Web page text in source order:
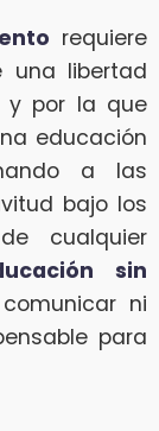
requiere
una libertad
y por la que
educación
a las
bajo los
cualquier
sin
ni
para